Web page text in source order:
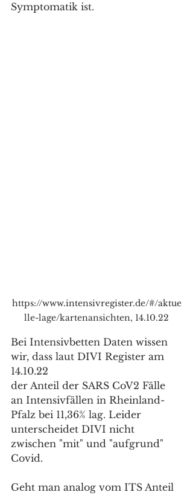
Symptomatik ist.
https://www.intensivregister.de/#/aktue
lle-lage/kartenansichten, 14.10.22
Bei Intensivbetten Daten wissen
wir, dass laut DIVI Register am
14.10.22
der Anteil der SARS CoV2 Fälle
an Intensivfällen in Rheinland-
Pfalz bei 11,36% lag. Leider
unterscheidet DIVI nicht
zwischen "mit" und "aufgrund"
Covid.
Geht man analog vom ITS Anteil